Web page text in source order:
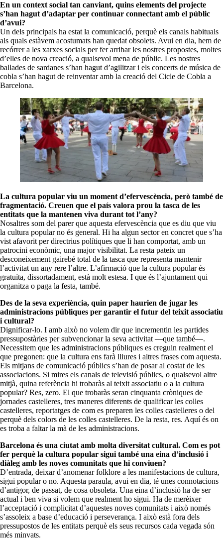
En un context social tan canviant, quins elements del projecte
s’han hagut d’adaptar per continuar connectant amb el públic
d’avui?
Un dels principals ha estat la comunicació, perquè els canals habituals
als quals estàvem acostumats han quedat obsolets. Avui en dia, hem de
recórrer a les xarxes socials per fer arribar les nostres propostes, moltes
d’elles de nova creació, a qualsevol mena de públic. Les nostres
ballades de sardanes s’han hagut d’agilitzar i els concerts de música de
cobla s’han hagut de reinventar amb la creació del Cicle de Cobla a
Barcelona.
La cultura popular viu un moment d’efervescència, però també de
fragmentació. Creuen que el país valora prou la tasca de les
entitats que la mantenen viva durant tot l’any?
Nosaltres som del parer que aquesta efervescència que es diu que viu
la cultura popular no és general. Hi ha algun sector en concret que s’ha
vist afavorit per directrius polítiques que li han comportat, amb un
patrocini econòmic, una major visibilitat. La resta pateix un
desconeixement gairebé total de la tasca que representa mantenir
l’activitat un any rere l’altre. L’afirmació que la cultura popular és
gratuïta, dissortadament, està molt estesa. I que és l’ajuntament qui
organitza o paga la festa, també.
Des de la seva experiència, quin paper haurien de jugar les
administracions públiques per garantir el futur del teixit associatiu
i cultural?
Dignificar-lo. I amb això no volem dir que incrementin les partides
pressupostàries per subvencionar la seva activitat —que també—.
Necessitem que les administracions públiques es creguin realment el
que pregonen: que la cultura ens farà lliures i altres frases com aquesta.
Els mitjans de comunicació públics s’han de posar al costat de les
associacions. Si mires els canals de televisió públics, o qualsevol altre
mitjà, quina referència hi trobaràs al teixit associatiu o a la cultura
popular? Res, zero. El que trobaràs seran cinquanta cròniques de
jornades castelleres, tres maneres diferents de qualificar les colles
castelleres, reportatges de com es preparen les colles castelleres o del
perquè dels colors de les colles castelleres. De la resta, res. Aquí és on
es troba a faltar la mà de les administracions.
Barcelona és una ciutat amb molta diversitat cultural. Com es pot
fer perquè la cultura popular sigui també una eina d’inclusió i
diàleg amb les noves comunitats que hi conviuen?
D’entrada, deixar d’anomenar folklore a les manifestacions de cultura,
sigui popular o no. Aquesta paraula, avui en dia, té unes connotacions
d’antigor, de passat, de cosa obsoleta. Una eina d’inclusió ha de ser
actual i ben viva si volem que realment ho sigui. Ha de merèixer
l’acceptació i complicitat d’aquestes noves comunitats i això només
s’assoleix a base d’educació i perseverança. I això està fora dels
pressupostos de les entitats perquè els seus recursos cada vegada són
més minvats.